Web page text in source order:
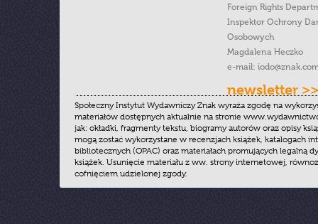
Foreign Rights
Inspektor Ochrony
Osobowych
Magdalena Heczko
e-mail:
newsletter >>
Społeczny Instytut Wydawniczy Znak wyraża zgodę na
materiałów dostępnych aktualnie na stronie
jak: okładki, fragmenty tekstu, biogramy autorów oraz opisy
mogą zostać wykorzystane w recenzjach książek, katalogach
bibliotecznych (OPAC) oraz materiałach promujących legalną
książek. Usunięcie materiału z ww. strony internetowej,
cofnięciem udzielonej zgody.